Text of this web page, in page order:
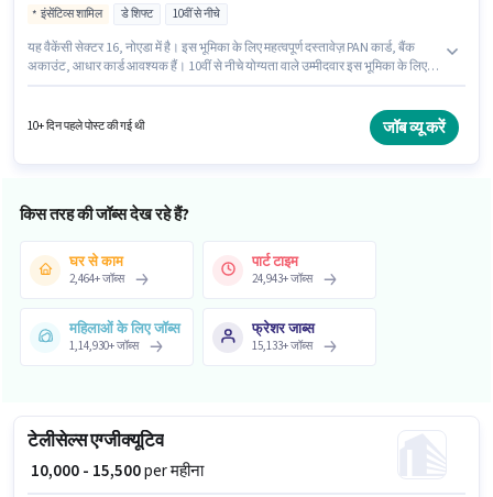
इंसेंटिव्स शामिल डे शिफ्ट 10वीं से नीचे
यह वैकेंसी सेक्टर 16, नोएडा में है। इस भूमिका के लिए महत्वपूर्ण दस्तावेज़ PAN कार्ड, बैंक
अकाउंट, आधार कार्ड आवश्यक हैं। 10वीं से नीचे योग्यता वाले उम्मीदवार इस भूमिका के लिए
Fixed + Incentives सैलरी उपलब्ध है।
10+ दिन पहले पोस्ट की गई थी जॉब व्यू करें
किस तरह की जॉब्स देख रहे हैं?
घर से काम
2,464+जॉब्स
पार्ट टाइम
24,943+जॉब्स
महिलाओं के लिए जॉब्स
1,14,930+जॉब्स
फ्रेशर जाब्स
15,133+जॉब्स
टेलीसेल्स एग्जीक्यूटिव
₹ 10,000 - 15,500per महीना